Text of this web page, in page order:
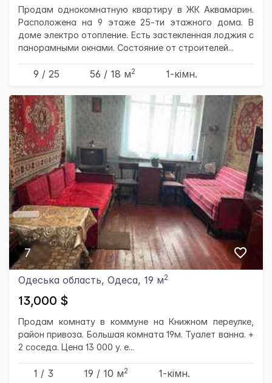
Продам однокомнатную квартиру в ЖК Аквамарин.
Расположена на 9 этаже 25-ти этажного дома. В
доме электро отопление. Есть застекленная лоджия с
панорамными окнами. Состояние от строителей...
9 / 25 56 / 18 м2 1-кімн.
7
Одеська область, Одеса, 19 м2
13,000 $
Продам комнату в коммуне на Книжном переулке,
район привоза. Большая комната 19м. Туалет ванна. +
2 соседа. Цена 13 000 у. е...
1 / 3 19 / 10 м2 1-кімн.